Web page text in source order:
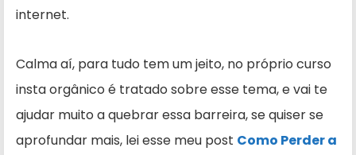
internet.
Calma aí, para tudo tem um jeito, no próprio curso
insta orgânico é tratado sobre esse tema, e vai te
ajudar muito a quebrar essa barreira, se quiser se
aprofundar mais, lei esse meu post Como Perder a